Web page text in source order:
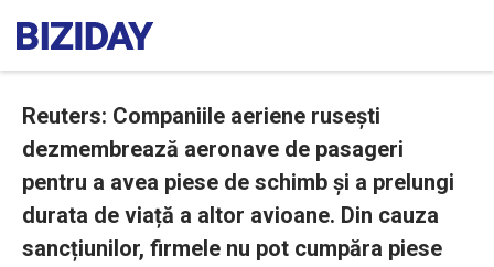
Reuters: Companiile aeriene rusești
dezmembrează aeronave de pasageri
pentru a avea piese de schimb și a prelungi
durata de viață a altor avioane. Din cauza
sancțiunilor, firmele nu pot cumpăra piese